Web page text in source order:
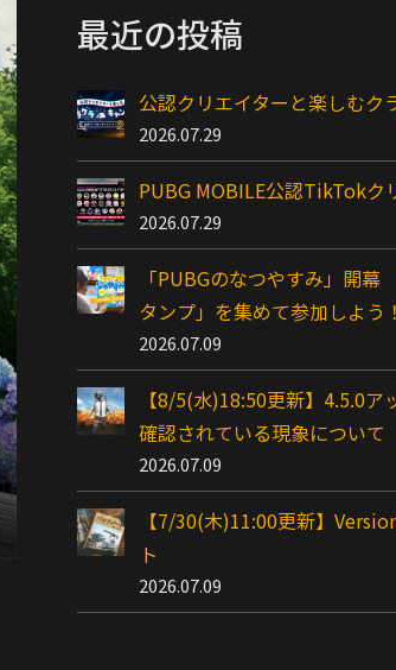
最近の投稿
公認クリエイターと楽しむク
2026.07.29
PUBG MOBILE公認TikTokク
2026.07.29
「PUBGのなつやすみ」開
タンプ」を集めて参加しよう
2026.07.09
【8/5(水)18:50更新】4.5.0ア
確認されている現象について
2026.07.09
【7/30(木)11:00更新】
ト
2026.07.09